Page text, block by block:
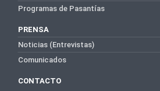
Programas de Pasantías
PRENSA
Noticias (Entrevistas)
Comunicados
CONTACTO